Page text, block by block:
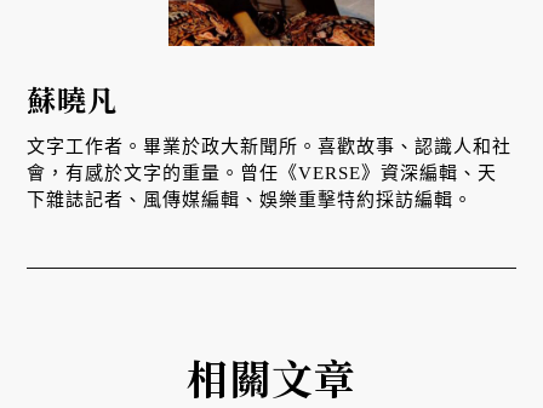
蘇曉凡
文字工作者。畢業於政大新聞所。喜歡故事、認識人和社
會，有感於文字的重量。曾任《VERSE》資深編輯、天
下雜誌記者、風傳媒編輯、娛樂重擊特約採訪編輯。
相關文章